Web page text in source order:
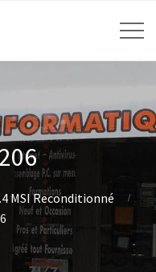
MSI Reconditionné